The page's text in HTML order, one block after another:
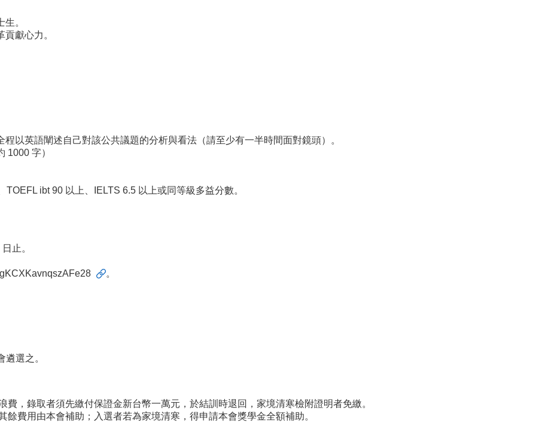
。
獻心力。
以英語闡述自己對該公共議題的分析與看法（請至少有一半時間面對鏡頭）。
1000 字）
ibt 90 以上、IELTS 6.5 以上或同等級多益分數。
止。
。
選之。
，錄取者須先繳付保證金新台幣一萬元，於結訓時退回，家境清寒檢附證明者免繳。
費用由本會補助；入選者若為家境清寒，得申請本會獎學金全額補助。